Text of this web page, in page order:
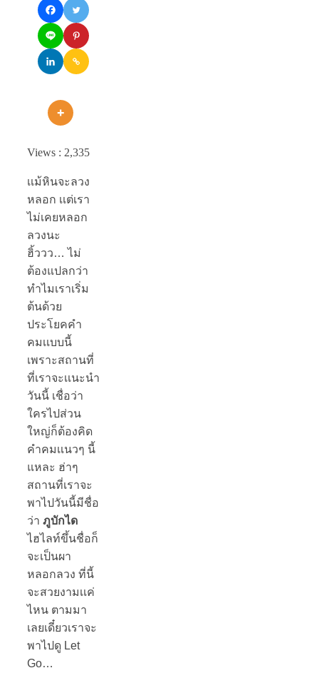
Views : 2,335
เเม้หินจะลวง
หลอก เเต่เรา
ไม่เคยหลอก
ลวงนะ
ฮิ้ววว… ไม่
ต้องแปลกว่า
ทำไมเราเริ่ม
ต้นด้วย
ประโยคคำ
คมเเบบนี้
เพราะสถานที่
ที่เราจะเเนะนำ
วันนี้ เชื่อว่า
ใครไปส่วน
ใหญ่ก็ต้องคิด
คำคมเเนวๆ นี้
แหละ ฮ่าๆ
สถานที่เราจะ
พาไปวันนี้มีชื่อ
ว่า ภูบักได
ไฮไลท์ขึ้นชื่อก็
จะเป็นผา
หลอกลวง ที่นี้
จะสวยงามเเค่
ไหน ตามมา
เลยเดี๋ยวเราจะ
พาไปดู Let
Go…